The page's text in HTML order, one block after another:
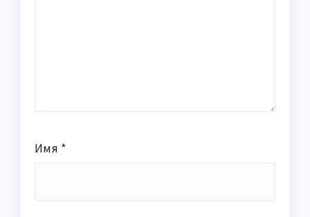
Имя *